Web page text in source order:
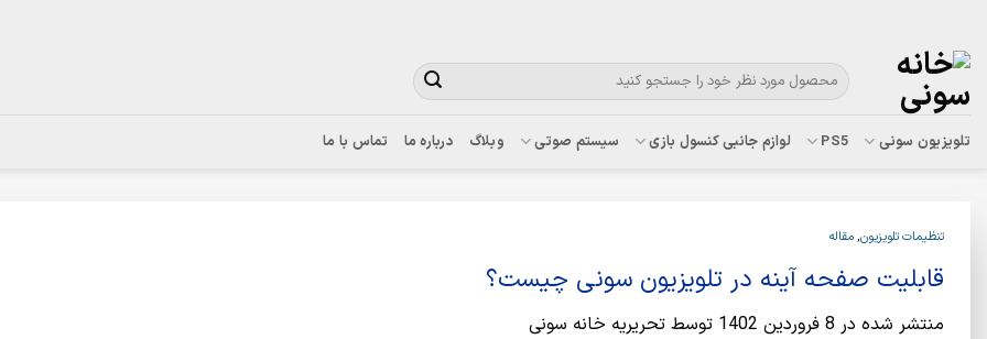
content
جستجو
برای:
تلویزیون سونی PS5 لوازم جانبی کنسول بازی سیستم صوتی وبلاگ درباره ما تماس با ما
تنظیمات تلویزیون,مقاله
قابلیت صفحه آینه در تلویزیون سونی چیست؟
منتشر شده در 8 فروردین 1402 توسط تحریریه خانه سونی